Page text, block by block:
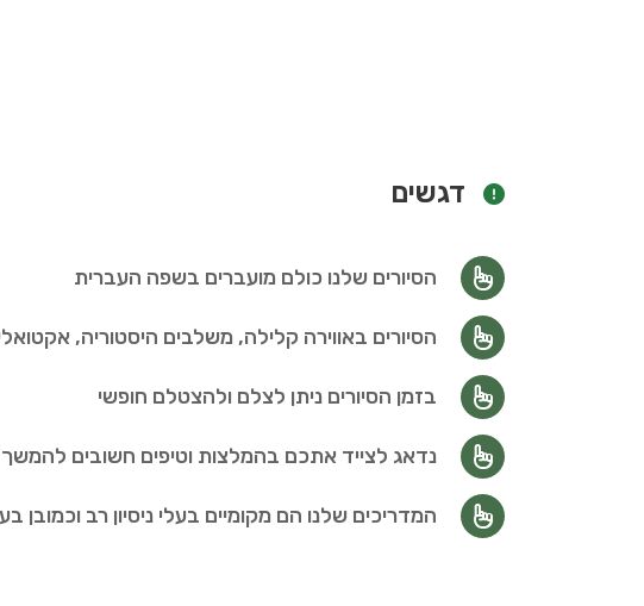
דגשים
הסיורים שלנו כולם מועברים בשפה העברית
הסיורים באווירה קלילה, משלבים היסטוריה,
בזמן הסיורים ניתן לצלם ולהצטלם חופשי
נדאג לצייד אתכם בהמלצות וטיפים חשובים
המדריכים שלנו הם מקומיים בעלי ניסיון רב